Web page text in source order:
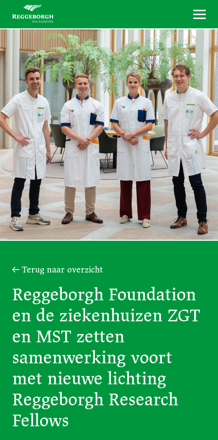
Terug naar overzicht
Reggeborgh Foundation
en de ziekenhuizen ZGT
en MST zetten
samenwerking voort
met nieuwe lichting
Reggeborgh Research
Fellows